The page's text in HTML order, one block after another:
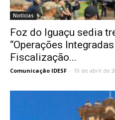
Notícias
Foz do Iguaçu sedia
“Operações
Fiscalização...
Comunicação IDESF - 10 de abril de